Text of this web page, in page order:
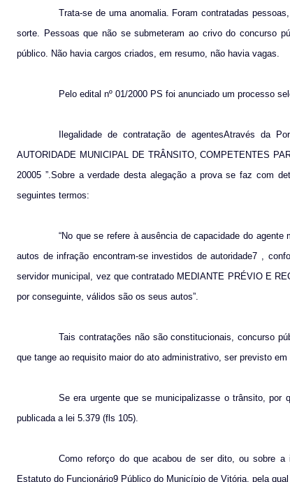
Trata-se de uma anomalia. Foram contratadas
sorte. Pessoas que não se submeteram ao crivo do concurso
público. Não havia cargos criados, em resumo, não havia vagas.
Pelo edital nº 01/2000 PS foi anunciado um processo
Ilegalidade de contratação de agentesAtravés da
AUTORIDADE MUNICIPAL DE TRÂNSITO, COMPETENTES
20005 ”.Sobre a verdade desta alegação a prova se faz com
seguintes termos:
“No que se refere à ausência de capacidade do
autos de infração encontram-se investidos de autoridade7 ,
servidor municipal, vez que contratado MEDIANTE PRÉVIO E
por conseguinte, válidos são os seus autos”.
Tais contratações não são constitucionais, concurso
que tange ao requisito maior do ato administrativo, ser previsto em
Se era urgente que se municipalizasse o trânsito, por
publicada a lei 5.379 (fls 105).
Como reforço do que acabou de ser dito, ou sobre a
Estatuto do Funcionário9 Público do Município de Vitória, pela